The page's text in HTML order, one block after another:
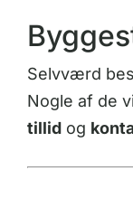
Selvværd
Nogle af de
tillid og